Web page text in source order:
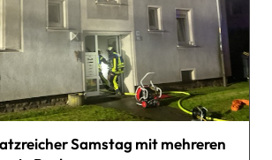
Samstag mit mehreren